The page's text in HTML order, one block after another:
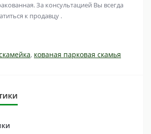
За консультацией Вы всегда
к продавцу .
, кованая парковая скамья